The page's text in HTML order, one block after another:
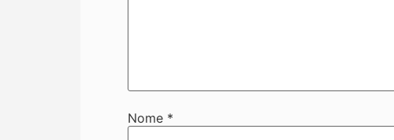
Nome *